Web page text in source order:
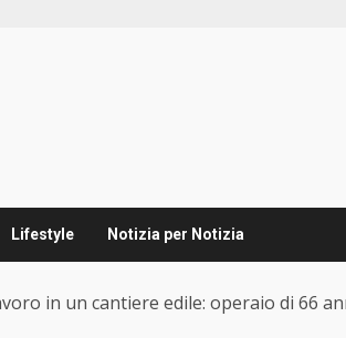
Lifestyle Notizia per Notizia
in un cantiere edile: operaio di 66